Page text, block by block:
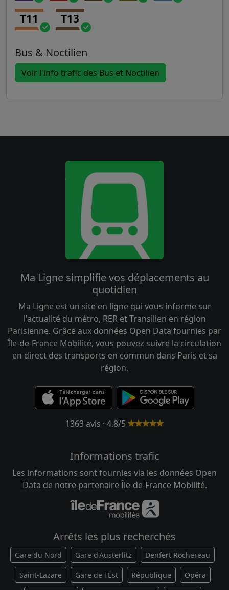
T11 T13
Bus & Noctilien
Voir l'info trafic des Bus et Noctilien
Ma Ligne simplifie vos déplacements au
quotidien
Ma Ligne est un site en ligne qui vous informe sur
l'actualité du métro, RER et Transilien en région
Parisienne. Grâce aux données Open Data fournies par
Île-de-France Mobilité, vous pouvez suivre la circulation
en direct des transports en commun dans Paris et sa
région.
1363 avis · 4.8/5
Informations trafic
Les informations sont fournies via les données Open
Data de notre partenaire Île-de-France Mobilité.
Arrêts les plus recherchés
Gare du Nord Gare d'Austerlitz Denfert Rochereau
Saint-Lazare Gare de l'Est République Opéra